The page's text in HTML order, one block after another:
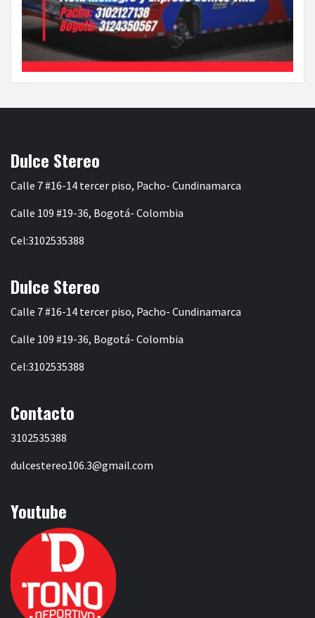
Dulce Stereo
Calle 7 #16-14 tercer piso, Pacho- Cundinamarca
Calle 109 #19-36, Bogotá- Colombia
Cel:3102535388
Dulce Stereo
Calle 7 #16-14 tercer piso, Pacho- Cundinamarca
Calle 109 #19-36, Bogotá- Colombia
Cel:3102535388
Contacto
3102535388
dulcestereo106.3@gmail.com
Youtube